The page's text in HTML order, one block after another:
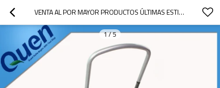
VENTA AL POR MAYOR PRODUCTOS ÚLTIMAS ESTILO DURABLE ZAPATO AUTOMÁTICO CUBIERTA DEL DISPENSADOR PARA LA FÁBRICA
1/5